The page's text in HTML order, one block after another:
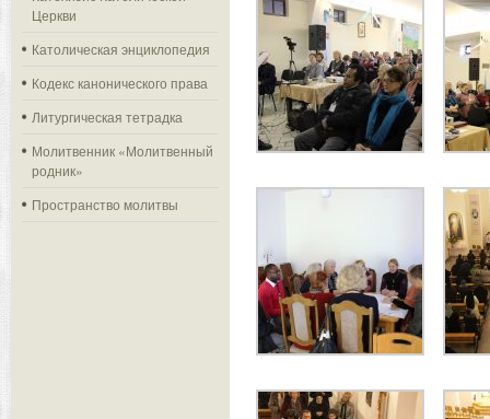
Церкви
Католическая энциклопедия
Кодекс канонического права
Литургическая тетрадка
Молитвенник «Молитвенный
родник»
Пространство молитвы